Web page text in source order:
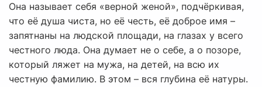
Она называет себя «верной женой», подчёркивая,
что её душа чиста, но её честь, её доброе имя –
запятнаны на людской площади, на глазах у всего
честного люда. Она думает не о себе, а о позоре,
который ляжет на мужа, на детей, на всю их
честную фамилию. В этом – вся глубина её натуры.